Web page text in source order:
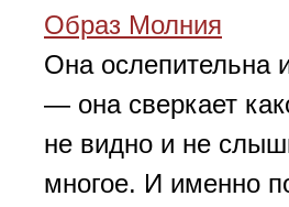
Образ Молния
Она ослепительна
— она сверкает
не видно и не
многое. И именно